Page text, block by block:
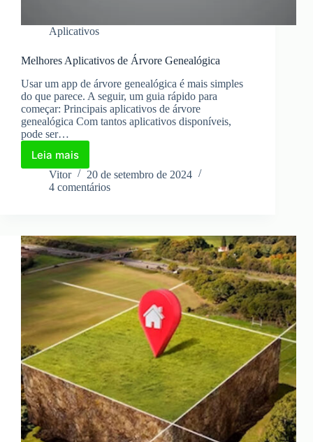
Aplicativos
Melhores Aplicativos de Árvore Genealógica
Usar um app de árvore genealógica é mais simples
do que parece. A seguir, um guia rápido para
começar: Principais aplicativos de árvore
genealógica Com tantos aplicativos disponíveis,
pode ser…
Leia mais
Melhores
Aplicativos
de
Vitor
20 de setembro de 2024
4 comentários